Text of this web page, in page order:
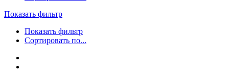
Показать фильтр
Показать фильтр
Сортировать по...